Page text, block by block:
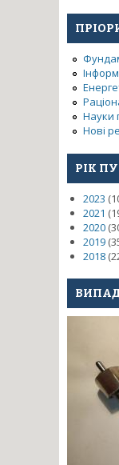
Науки
Нові
РІК
2023
2021
2020
2019
2018